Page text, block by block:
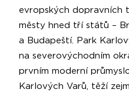
evropských dopravních
městy hned tří států –
a Budapeští. Park
na severovýchodním
prvním moderní
Karlových Varů, těží